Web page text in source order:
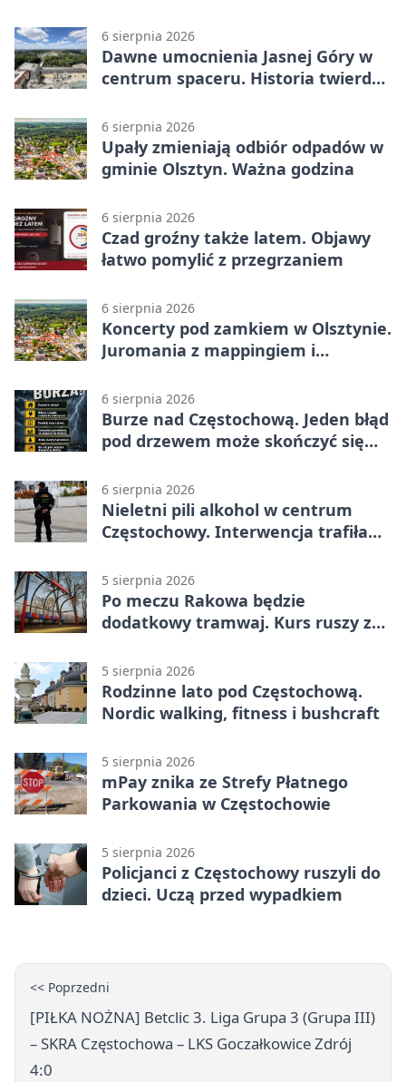
6 sierpnia 2026
Dawne umocnienia Jasnej Góry w
centrum spaceru. Historia twierdzy
6 sierpnia 2026
Upały zmieniają odbiór odpadów w
gminie Olsztyn. Ważna godzina
6 sierpnia 2026
Czad groźny także latem. Objawy
łatwo pomylić z przegrzaniem
6 sierpnia 2026
Koncerty pod zamkiem w Olsztynie.
Juromania z mappingiem i
6 sierpnia 2026
Burze nad Częstochową. Jeden błąd
pod drzewem może skończyć się
6 sierpnia 2026
Nieletni pili alkohol w centrum
Częstochowy. Interwencja trafiła
5 sierpnia 2026
Po meczu Rakowa będzie
dodatkowy tramwaj. Kurs ruszy ze
5 sierpnia 2026
Rodzinne lato pod Częstochową.
Nordic walking, fitness i bushcraft
5 sierpnia 2026
mPay znika ze Strefy Płatnego
Parkowania w Częstochowie
5 sierpnia 2026
Policjanci z Częstochowy ruszyli do
dzieci. Uczą przed wypadkiem
<< Poprzedni
[PIŁKA NOŻNA] Betclic 3. Liga Grupa 3 (Grupa III)
– SKRA Częstochowa – LKS Goczałkowice Zdrój
4:0